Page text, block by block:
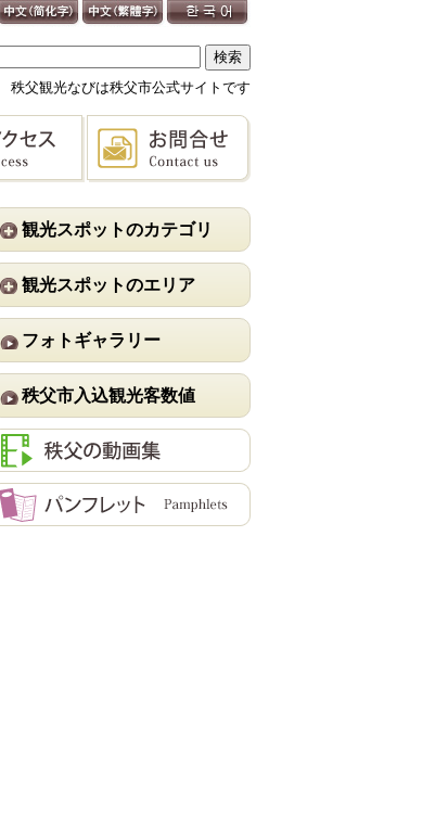
秩父観光なびは秩父市公式サイトです
観光スポットのカテゴリ
観光スポットのエリア
フォトギャラリー
秩父市入込観光客数値